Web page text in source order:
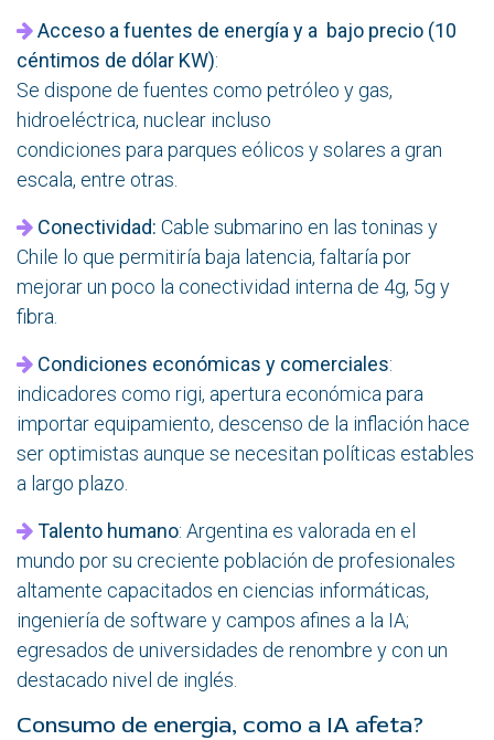
Acceso a fuentes de energía y a bajo precio (10
céntimos de dólar KW):
Se dispone de fuentes como petróleo y gas,
hidroeléctrica, nuclear incluso
condiciones para parques eólicos y solares a gran
escala, entre otras.
Conectividad: Cable submarino en las toninas y
Chile lo que permitiría baja latencia, faltaría por
mejorar un poco la conectividad interna de 4g, 5g y
fibra.
Condiciones económicas y comerciales:
indicadores como rigi, apertura económica para
importar equipamiento, descenso de la inflación hace
ser optimistas aunque se necesitan políticas estables
a largo plazo.
Talento humano: Argentina es valorada en el
mundo por su creciente población de profesionales
altamente capacitados en ciencias informáticas,
ingeniería de software y campos afines a la IA;
egresados de universidades de renombre y con un
destacado nivel de inglés.
Consumo de energia, como a IA afeta?